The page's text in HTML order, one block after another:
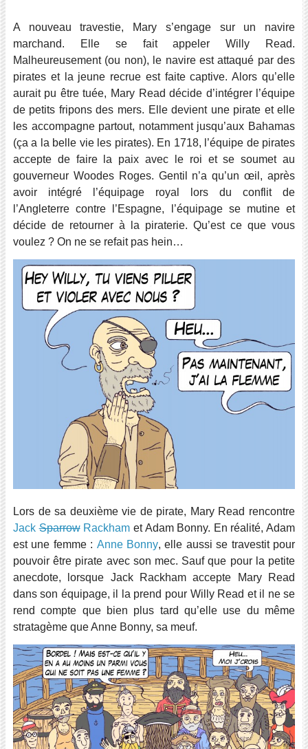
A nouveau travestie, Mary s’engage sur un navire
marchand. Elle se fait appeler Willy Read.
Malheureusement (ou non), le navire est attaqué par des
pirates et la jeune recrue est faite captive. Alors qu’elle
aurait pu être tuée, Mary Read décide d’intégrer l’équipe
de petits fripons des mers. Elle devient une pirate et elle
les accompagne partout, notamment jusqu’aux Bahamas
(ça a la belle vie les pirates). En 1718, l’équipe de pirates
accepte de faire la paix avec le roi et se soumet au
gouverneur Woodes Roges. Gentil n’a qu’un œil, après
avoir intégré l’équipage royal lors du conflit de
l’Angleterre contre l’Espagne, l’équipage se mutine et
décide de retourner à la piraterie. Qu’est ce que vous
voulez ? On ne se refait pas hein…
Lors de sa deuxième vie de pirate, Mary Read rencontre
JackSparrowRackham et Adam Bonny. En réalité, Adam
est une femme : Anne Bonny, elle aussi se travestit pour
pouvoir être pirate avec son mec. Sauf que pour la petite
anecdote, lorsque Jack Rackham accepte Mary Read
dans son équipage, il la prend pour Willy Read et il ne se
rend compte que bien plus tard qu’elle use du même
stratagème que Anne Bonny, sa meuf.